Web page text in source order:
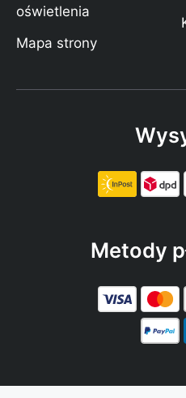
oświetlenia
Mapa strony
Metody